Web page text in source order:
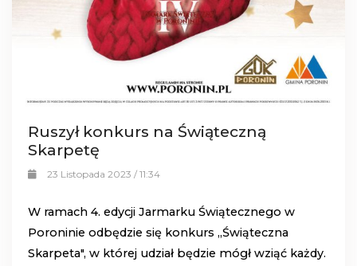
Ruszył konkurs na Świąteczną
Skarpetę
23 Listopada 2023 / 11:34
W ramach 4. edycji Jarmarku Świątecznego w
Poroninie odbędzie się konkurs ,,Świąteczna
Skarpeta", w której udział będzie mógł wziąć każdy.